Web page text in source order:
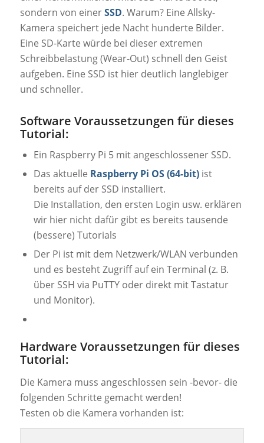
sondern von einerSSD. Warum? Eine Allsky-
Kamera speichert jede Nacht hunderte Bilder.
Eine SD-Karte würde bei dieser extremen
Schreibbelastung (Wear-Out) schnell den Geist
aufgeben. Eine SSD ist hier deutlich langlebiger
und schneller.
Software Voraussetzungen für dieses
Tutorial:
Ein Raspberry Pi 5 mit angeschlossener SSD.
Das aktuelle Raspberry Pi OS (64-bit)ist
bereits auf der SSD installiert.
Die Installation, den ersten Login usw. erklären
wir hier nicht dafür gibt es bereits tausende
(bessere) Tutorials
Der Pi ist mit dem Netzwerk/WLAN verbunden
und es besteht Zugriff auf ein Terminal (z. B.
über SSH via PuTTY oder direkt mit Tastatur
und Monitor).
Hardware Voraussetzungen für dieses
Tutorial:
Die Kamera muss angeschlossen sein -bevor- die
folgenden Schritte gemacht werden!
Testen ob die Kamera vorhanden ist: